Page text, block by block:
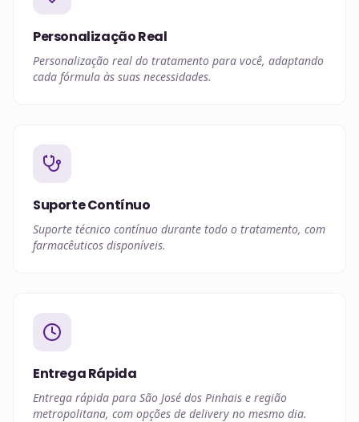
Personalização Real
Personalização real do tratamento para você, adaptando
cada fórmula às suas necessidades.
Suporte Contínuo
Suporte técnico contínuo durante todo o tratamento, com
farmacêuticos disponíveis.
Entrega Rápida
Entrega rápida para São José dos Pinhais e região
metropolitana, com opções de delivery no mesmo dia.